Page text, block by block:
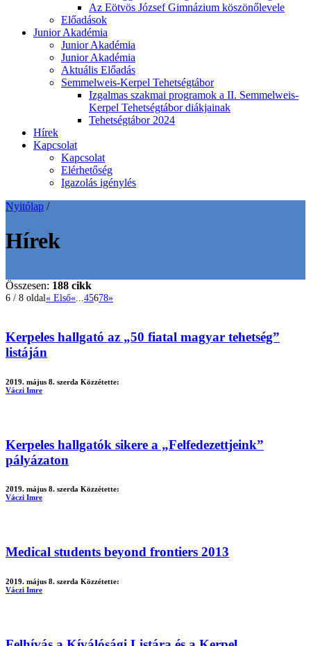
Az Eötvös József Gimnázium köszönőlevele
Előadások
Junior Akadémia
Junior Akadémia
Junior Akadémia
Aktuális Előadás
Semmelweis-Kerpel Tehetségtábor
Izgalmas szakmai programok a II. Semmelweis-
Kerpel Tehetségtábor diákjainak
Tehetségtábor 2024
Hírek
Kapcsolat
Kapcsolat
Elérhetőség
Igazolás igénylés
Nyitólap /
Hírek
Összesen: 188 cikk
6 / 8 oldal« Első« 45678»
Kerpeles hallgató az „50 fiatal magyar tehetség”
listáján
2019. május 8. szerda Közzétette:
Váczi Imre
Kerpeles hallgatók sikere a „Felfedezettjeink”
pályázaton
2019. május 8. szerda Közzétette:
Váczi Imre
Medical students beyond frontiers 2013
2019. május 8. szerda Közzétette:
Váczi Imre